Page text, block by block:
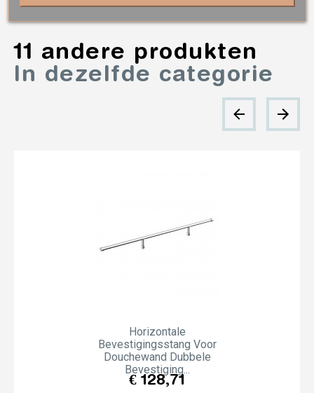
11 andere produkten
In dezelfde categorie
Horizontale
Bevestigingsstang Voor
Douchewand Dubbele
Bevestiging...
Prijs
€ 128,71